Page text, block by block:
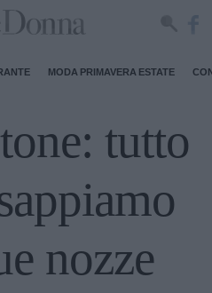
MODA PRIMAVERA ESTATE
tutto
nozze